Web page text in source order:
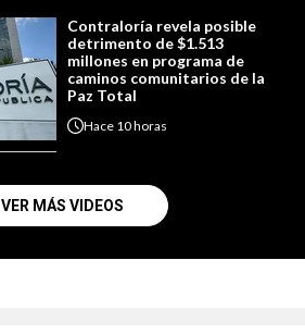
Contraloría revela posible
detrimento de $1.513
millones en programa de
caminos comunitarios de la
Paz Total
Hace 10 horas
VER MÁS VIDEOS